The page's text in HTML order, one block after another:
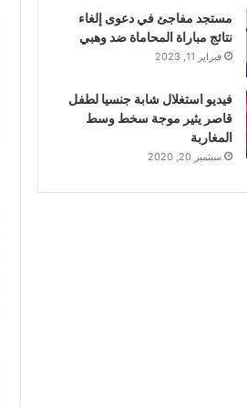
مستجد مفاجئ في دعوى إلغاء
نتائج مباراة المحاماة ضد وهبي
فبراير 11, 2023
فيديو استغلال شابة جنسيا لطفل
قاصر يثير موجة سخط وسط
المغاربة
سبتمبر 20, 2020